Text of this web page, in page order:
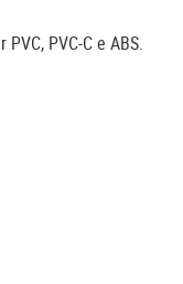
PVC-C e ABS.